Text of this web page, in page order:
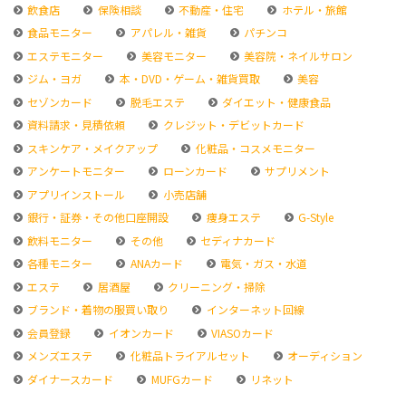
飲食店
保険相談 不動産・住宅
ホテル・旅館
食品モニター
アパレル・雑貨
パチンコ
エステモニター
美容モニター
美容院・ネイルサロン
ジム・ヨガ
本・DVD・ゲーム・雑貨買取
美容
セゾンカード
脱毛エステ
ダイエット・健康食品
資料請求・見積依頼
クレジット・デビットカード
スキンケア・メイクアップ
化粧品・コスメモニター
アンケートモニター
ローンカード
サプリメント
アプリインストール
小売店舗
銀行・証券・その他口座開設
痩身エステ
G-Style
飲料モニター
その他
セディナカード
各種モニター
ANAカード
電気・ガス・水道
エステ
居酒屋
クリーニング・掃除
ブランド・着物の服買い取り
インターネット回線
会員登録
イオンカード
VIASOカード
メンズエステ
化粧品トライアルセット
オーディション
ダイナースカード
MUFGカード
リネット